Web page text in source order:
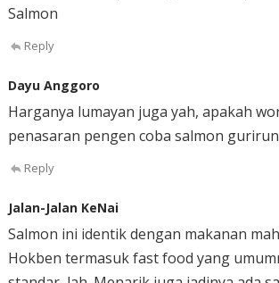
Salmon
Reply
Dayu Anggoro
Harganya lumayan juga yah, apakah
penasaran pengen coba salmon
Reply
Jalan-Jalan KeNai
Salmon ini identik dengan makanan
Hokben termasuk fast food yang